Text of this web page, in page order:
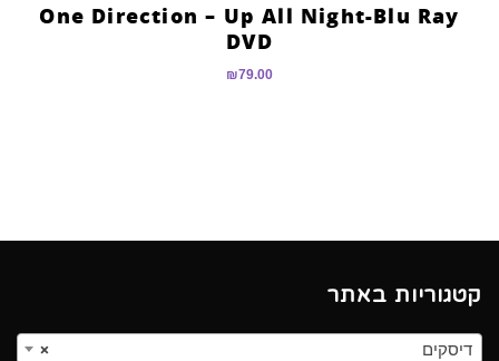
One Direction – Up All Night-Blu Ray
DVD
₪79.00
קטגוריות באתר
× דיסקים